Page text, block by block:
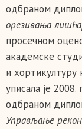
одбраном
орезивања
просечном
академске
и хортикултуру
уписала је
одбраном
Управљање